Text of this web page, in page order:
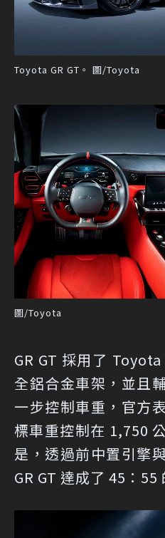
Toyota GR GT。 圖/Toyota
圖/Toyota
GR GT 採用了
全鋁合金車架，並且
一步控制車重，官方
標車重控制在 1,750
是，透過前中置引擎
GR GT 達成了 45：55